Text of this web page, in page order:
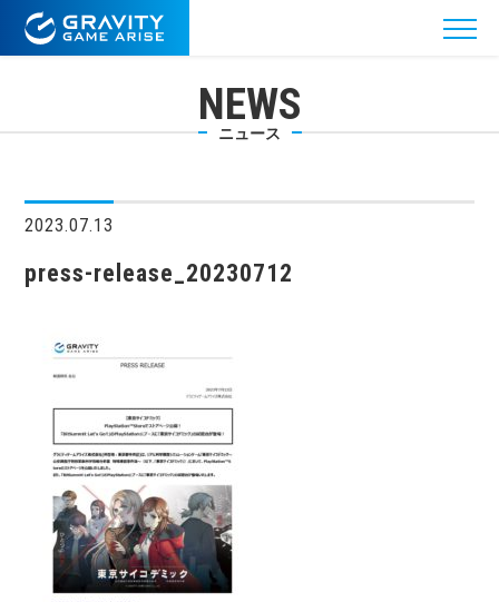
NEWS
ニュース
2023.07.13
press-release_20230712